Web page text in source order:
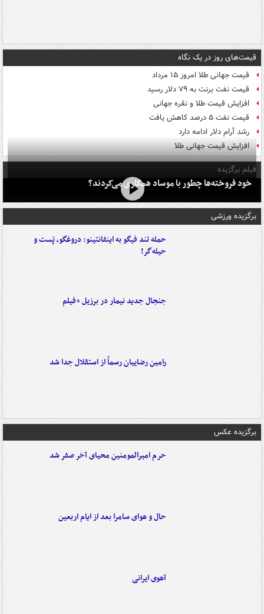
قیمت‌های روز در یک نگاه
قیمت جهانی طلا امروز ۱۵ مرداد
قیمت نفت برنت به ۷۹ دلار رسید
افزایش قیمت طلا و نقره جهانی
قیمت نفت ۵ درصد کاهش یافت
رشد آرام دلار ادامه دارد
افزایش قیمت جهانی طلا
فیلم برگزیده
خود فروخته‌ها چطور با موساد همکاری می‌کردند؟
برگزیده ورزشی
حمله تند فیگو به اینفانتینو: دروغگو، پَست‌ و
حیله‌گر!
جنجال جدید نیمار در برزیل +فیلم
رامین رضاییان رسماً از استقلال جدا شد
برگزیده عکس
حرم امیرالمومنین محیای آخر صفر شد
حال و هوای سامرا بعد از ایام اربعین
آهوی ایرانی